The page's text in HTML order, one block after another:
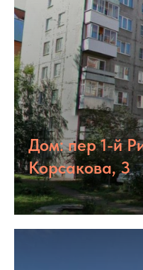
Дом: пер 1-й
Корсакова, 3